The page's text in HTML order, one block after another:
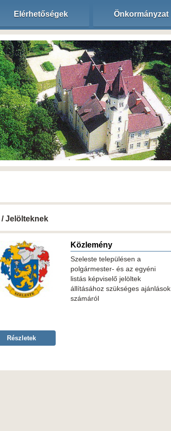
Elérhetőségek Önkormányzat
/ Jelölteknek
Közlemény
Szeleste településen a
polgármester- és az egyéni
listás képviselő jelöltek
állításához szükséges ajánlások
számáról
Részletek